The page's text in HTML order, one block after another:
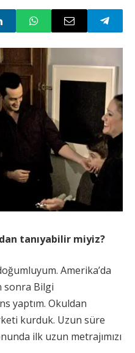
tanıyabilir miyiz?
Amerika’da
sonra Bilgi
yaptım. Okuldan
kurduk. Uzun süre
ilk uzun metrajımızı